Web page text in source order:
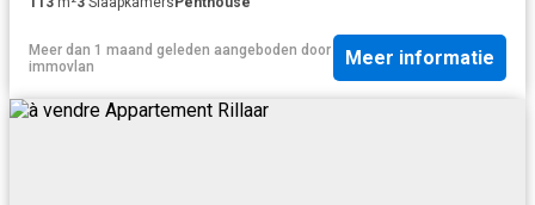
Meer dan 1 maand geleden aangeboden door
immovlan
Meer informatie